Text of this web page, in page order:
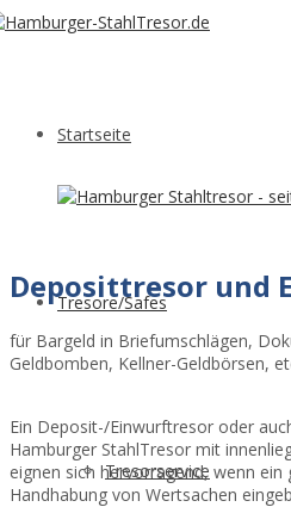
Startseite
Tresore/Safes
Tresorservice
Deposittresor und
für Bargeld in Briefumschlägen,
Geldbomben, Kellner-Geldbörsen,
Ein Deposit-/Einwurftresor oder
Hamburger StahlTresor mit
eignen sich hervorragend, wenn
Handhabung von Wertsachen